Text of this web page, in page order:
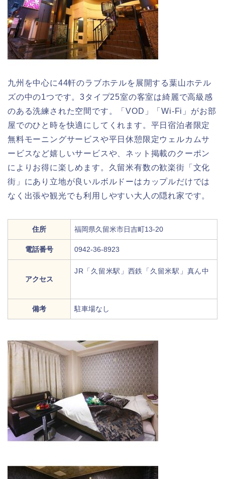
九州を中心に44軒のラブホテルを展開する葉山ホテル
ズの中の1つです。3タイプ25室の客室は綺麗で高級感
のある洗練された空間です。「VOD」「Wi-Fi」がお部
屋でのひと時を快適にしてくれます。平日宿泊者限定
無料モーニングサービスや平日休憩限定ウェルカムサ
ービスなど嬉しいサービスや、ネット掲載のクーポン
によりお得に楽しめます。久留米有数の歓楽街「文化
街」にあり立地が良いルボルドーはカップルだけでは
なく出張や観光でも利用しやすい大人の隠れ家です。
住所 福岡県久留米市日吉町13-20
電話番号 0942-36-8923
アクセス
JR「久留米駅」西鉄「久留米駅」真ん中
備考 駐車場なし